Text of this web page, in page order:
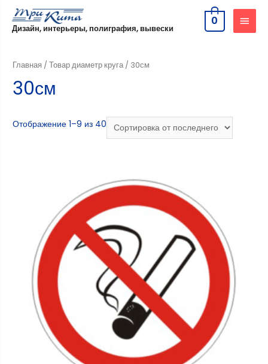
Дизайн, интерьеры, полиграфия, вывески
0
Главная / Товар диаметр круга / 30см
30см
Отображение 1–9 из 40